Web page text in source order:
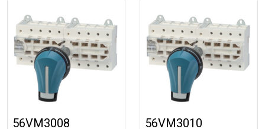
56VM3008 56VM3010